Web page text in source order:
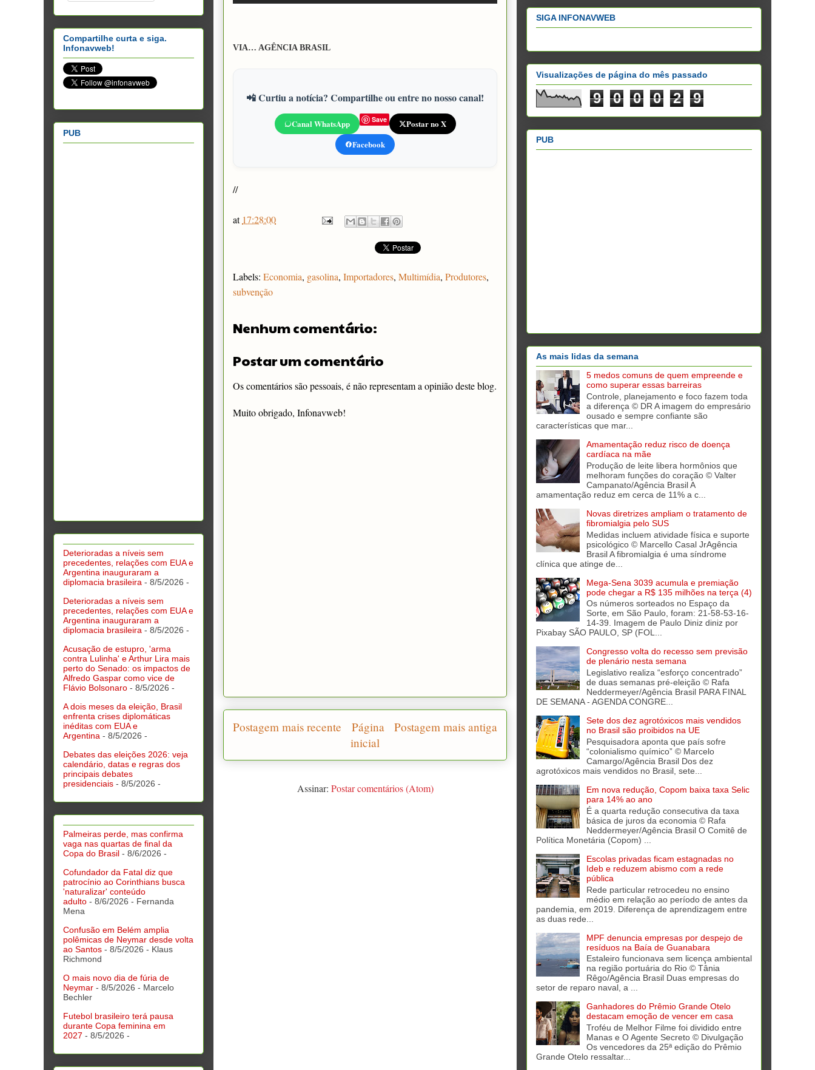
VIA… AGÊNCIA BRASIL
📲 Curtiu a notícia? Compartilhe ou entre no nosso canal!
Canal WhatsApp Save
Postar no X
Facebook
//
at 17:28:00
Labels: Economia, gasolina, Importadores, Multimídia, Produtores,
subvenção
Nenhum comentário:
Postar um comentário
Os comentários são pessoais, é não representam a opinião deste blog.
Muito obrigado, Infonavweb!
Postagem mais recente Postagem mais antiga
Página
inicial
Assinar: Postar comentários (Atom)
Compartilhe curta e siga.
Infonavweb!
PUB
Deterioradas a níveis sem
precedentes, relações com EUA e
Argentina inauguraram a
diplomacia brasileira - 8/5/2026 -
Deterioradas a níveis sem
precedentes, relações com EUA e
Argentina inauguraram a
diplomacia brasileira - 8/5/2026 -
Acusação de estupro, 'arma
contra Lulinha' e Arthur Lira mais
perto do Senado: os impactos de
Alfredo Gaspar como vice de
Flávio Bolsonaro - 8/5/2026 -
A dois meses da eleição, Brasil
enfrenta crises diplomáticas
inéditas com EUA e
Argentina - 8/5/2026 -
Debates das eleições 2026: veja
calendário, datas e regras dos
principais debates
presidenciais - 8/5/2026 -
Palmeiras perde, mas confirma
vaga nas quartas de final da
Copa do Brasil - 8/6/2026 -
Cofundador da Fatal diz que
patrocínio ao Corinthians busca
'naturalizar' conteúdo
adulto - 8/6/2026 - Fernanda
Mena
Confusão em Belém amplia
polêmicas de Neymar desde volta
ao Santos - 8/5/2026 - Klaus
Richmond
O mais novo dia de fúria de
Neymar - 8/5/2026 - Marcelo
Bechler
Futebol brasileiro terá pausa
durante Copa feminina em
2027 - 8/5/2026 -
SIGA INFONAVWEB
Visualizações de página do mês passado
9 0 0 0 2 9
PUB
As mais lidas da semana
5 medos comuns de quem empreende e
como superar essas barreiras
Controle, planejamento e foco fazem toda
a diferença © DR A imagem do empresário
ousado e sempre confiante são
características que mar...
Amamentação reduz risco de doença
cardíaca na mãe
Produção de leite libera hormônios que
melhoram funções do coração © Valter
Campanato/Agência Brasil A
amamentação reduz em cerca de 11% a c...
Novas diretrizes ampliam o tratamento de
fibromialgia pelo SUS
Medidas incluem atividade física e suporte
psicológico © Marcello Casal JrAgência
Brasil A fibromialgia é uma síndrome
clínica que atinge de...
Mega-Sena 3039 acumula e premiação
pode chegar a R$ 135 milhões na terça (4)
Os números sorteados no Espaço da
Sorte, em São Paulo, foram: 21-58-53-16-
14-39. Imagem de Paulo Diniz diniz por
Pixabay SÃO PAULO, SP (FOL...
Congresso volta do recesso sem previsão
de plenário nesta semana
Legislativo realiza “esforço concentrado”
de duas semanas pré-eleição © Rafa
Neddermeyer/Agência Brasil PARA FINAL
DE SEMANA - AGENDA CONGRE...
Sete dos dez agrotóxicos mais vendidos
no Brasil são proibidos na UE
Pesquisadora aponta que país sofre
“colonialismo químico” © Marcelo
Camargo/Agência Brasil Dos dez
agrotóxicos mais vendidos no Brasil, sete...
Em nova redução, Copom baixa taxa Selic
para 14% ao ano
É a quarta redução consecutiva da taxa
básica de juros da economia © Rafa
Neddermeyer/Agência Brasil O Comitê de
Política Monetária (Copom) ...
Escolas privadas ficam estagnadas no
Ideb e reduzem abismo com a rede
pública
Rede particular retrocedeu no ensino
médio em relação ao período de antes da
pandemia, em 2019. Diferença de aprendizagem entre
as duas rede...
MPF denuncia empresas por despejo de
resíduos na Baía de Guanabara
Estaleiro funcionava sem licença ambiental
na região portuária do Rio © Tânia
Rêgo/Agência Brasil Duas empresas do
setor de reparo naval, a ...
Ganhadores do Prêmio Grande Otelo
destacam emoção de vencer em casa
Troféu de Melhor Filme foi dividido entre
Manas e O Agente Secreto © Divulgação
Os vencedores da 25ª edição do Prêmio
Grande Otelo ressaltar...